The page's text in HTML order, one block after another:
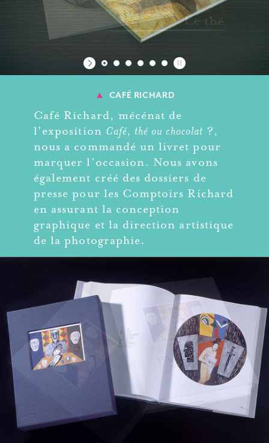
▲ CAFÉ RICHARD
Café Richard, mécénat de
l’exposition Café, thé ou chocolat ?,
nous a commandé un livret pour
marquer l’occasion. Nous avons
également créé des dossiers de
presse pour les Comptoirs Richard
en assurant la conception
graphique et la direction artistique
de la photographie.